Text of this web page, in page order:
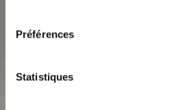
Préférences
Statistiques
AU COEUR DE LA PRESQU'ILE, A